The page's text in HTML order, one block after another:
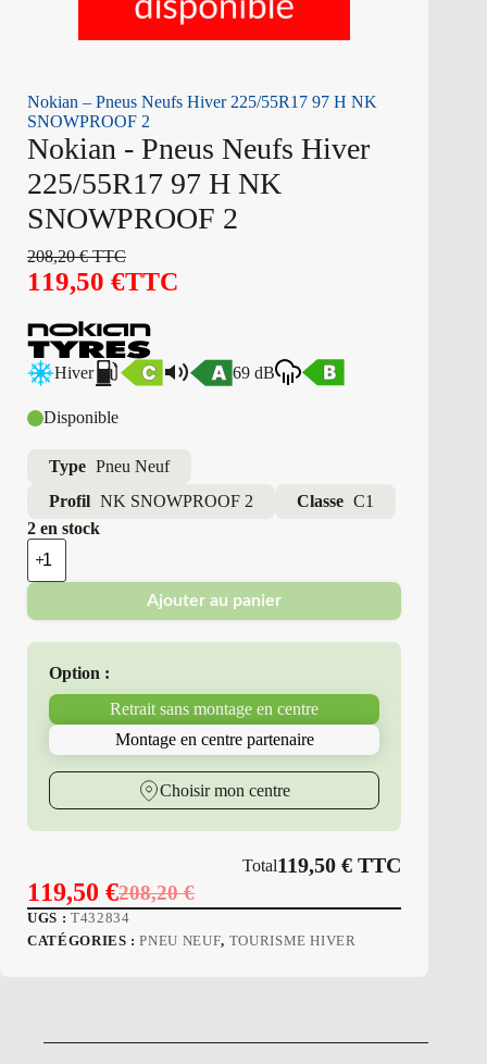
Nokian – Pneus Neufs Hiver 225/55R17 97 H NK
SNOWPROOF 2
Nokian - Pneus Neufs Hiver
225/55R17 97 H NK
SNOWPROOF 2
208,20€TTC
119,50 €TTC
Hiver 69 dB
Disponible
Type Pneu Neuf
Profil NK SNOWPROOF 2 Classe C1
2 en stock
quantité
de
Nokian
Pneus
Neufs
225/55R17
NK
SNOWPROOF
Ajouter au panier
Option :
Retrait sans montage en centre
Montage en centre partenaire
Choisir mon centre
Total119,50€ TTC
208,20€
Le
prix
119,50 €
Le
prix
UGS : T432834
CATÉGORIES :PNEU NEUF, TOURISME HIVER